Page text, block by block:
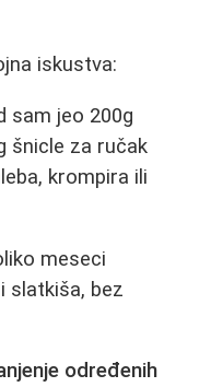
iskustva:
sam jeo 200g
šnicle za ručak
krompira ili
meseci
slatkiša, bez
određenih